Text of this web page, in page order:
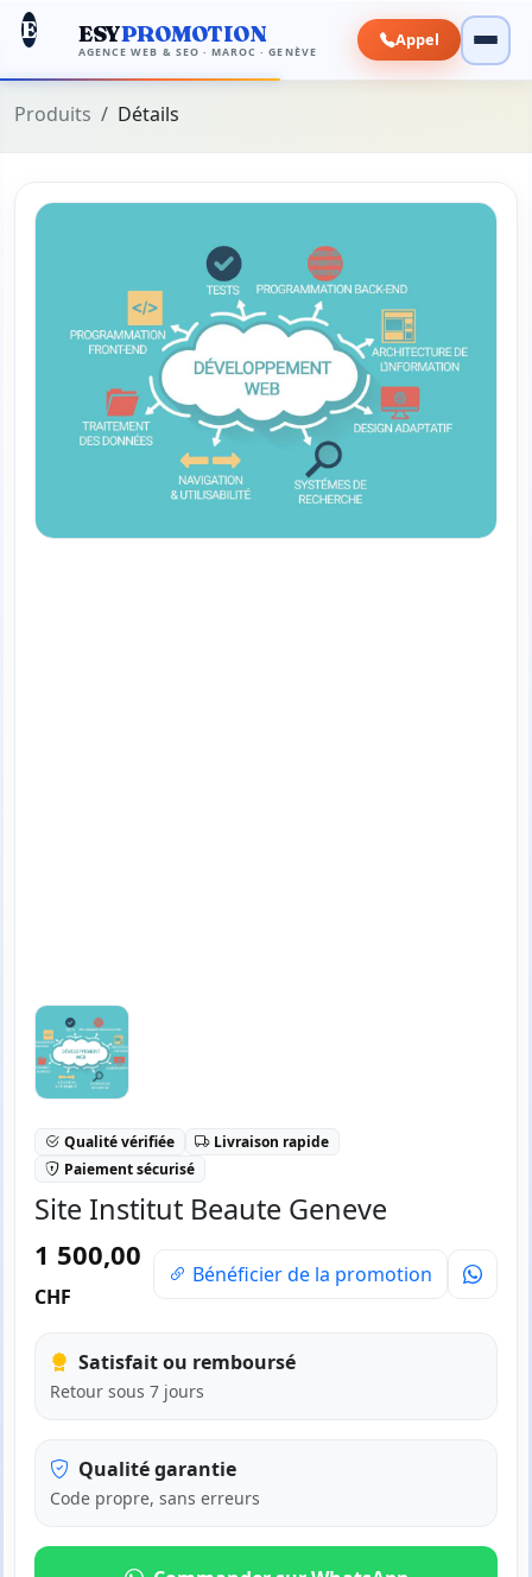
E ESYPROMOTION
AGENCE WEB & SEO · MAROC · GENÈVE
Appel
Produits Détails
Qualité vérifiée
Livraison rapide
Paiement sécurisé
Site Institut Beaute Geneve
1 500,00
CHF
Bénéficier de la promotion
Satisfait ou remboursé
Retour sous 7 jours
Qualité garantie
Code propre, sans erreurs